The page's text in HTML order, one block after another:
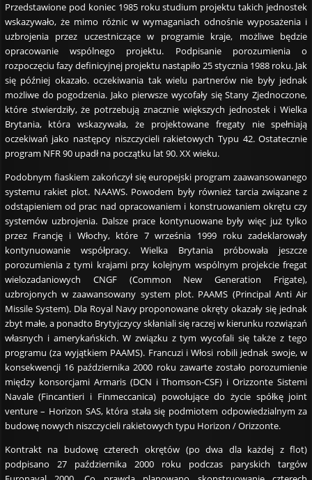
Przedstawione pod koniec 1985 roku studium projektu takich jednostek
wskazywało, że mimo różnic w wymaganiach odnośnie wyposażenia i
uzbrojenia przez uczestniczące w programie kraje, możliwe będzie
opracowanie wspólnego projektu. Podpisanie porozumienia o
rozpoczęciu fazy definicyjnej projektu nastąpiło 25 stycznia 1988 roku. Jak
się później okazało. oczekiwania tak wielu partnerów nie były jednak
możliwe do pogodzenia. Jako pierwsze wycofały się Stany Zjednoczone,
które stwierdziły, że potrzebują znacznie większych jednostek i Wielka
Brytania, która wskazywała, że projektowane fregaty nie spełniają
oczekiwań jako następcy niszczycieli rakietowych Typu 42. Ostatecznie
program NFR 90 upadł na początku lat 90. XX wieku.
Podobnym fiaskiem zakończył się europejski program zaawansowanego
systemu rakiet plot. NAAWS. Powodem były również tarcia związane z
odstąpieniem od prac nad opracowaniem i konstruowaniem okrętu czy
systemów uzbrojenia. Dalsze prace kontynuowane były więc już tylko
przez Francję i Włochy, które 7 września 1999 roku zadeklarowały
kontynuowanie współpracy. Wielka Brytania próbowała jeszcze
porozumienia z tymi krajami przy kolejnym wspólnym projekcie fregat
wielozadaniowych CNGF (Common New Generation Frigate),
uzbrojonych w zaawansowany system plot. PAAMS (Principal Anti Air
Missile System). Dla Royal Navy proponowane okręty okazały się jednak
zbyt małe, a ponadto Brytyjczycy skłaniali się raczej w kierunku rozwiązań
własnych i amerykańskich. W związku z tym wycofali się także z tego
programu (za wyjątkiem PAAMS). Francuzi i Włosi robili jednak swoje, w
konsekwencji 16 października 2000 roku zawarte zostało porozumienie
między konsorcjami Armaris (DCN i Thomson-CSF) i Orizzonte Sistemi
Navale (Fincantieri i Finmeccanica) powołujące do życie spółkę joint
venture – Horizon SAS, która stała się podmiotem odpowiedzialnym za
budowę nowych niszczycieli rakietowych typu Horizon / Orizzonte.
Kontrakt na budowę czterech okrętów (po dwa dla każdej z flot)
podpisano 27 października 2000 roku podczas paryskich targów